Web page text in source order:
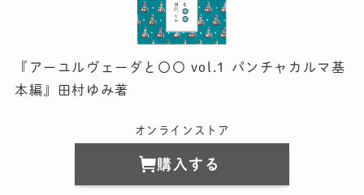
『アーユルヴェーダと〇〇 vol.1 パンチャカルマ基
本編』田村ゆみ著
オンラインストア
購入する